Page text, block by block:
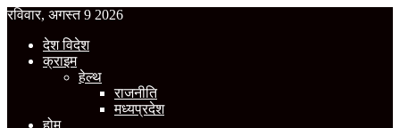
रविवार, अगस्त 9 2026
देश विदेश
क्राइम
हेल्थ
राजनीति
मध्यप्रदेश
होम